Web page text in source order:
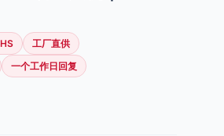
工厂直供
一个工作日回复